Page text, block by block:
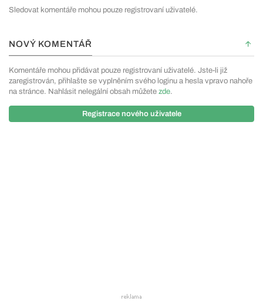
Sledovat komentáře mohou pouze registrovaní uživatelé.
NOVÝ KOMENTÁŘ
Komentáře mohou přidávat pouze registrovaní uživatelé. Jste-li již
zaregistrován, přihlašte se vyplněním svého loginu a hesla vpravo nahoře
na stránce. Nahlásit nelegální obsah můžete zde.
Registrace nového uživatele